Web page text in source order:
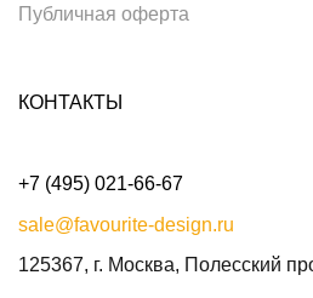
Публичная оферта
КОНТАКТЫ
+7 (495) 021-66-67
sale@favourite-design.ru
125367, г. Москва, Полесский